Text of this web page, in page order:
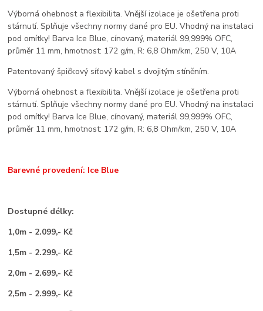
Výborná ohebnost a flexibilita. Vnější izolace je ošetřena proti
stárnutí. Splňuje všechny normy dané pro EU. Vhodný na instalaci
pod omítky! Barva Ice Blue, cínovaný, materiál 99,999% OFC,
průměr 11 mm, hmotnost: 172 g/m, R: 6,8 Ohm/km, 250 V, 10A
Patentovaný špičkový síťový kabel s dvojitým stíněním.
Výborná ohebnost a flexibilita. Vnější izolace je ošetřena proti
stárnutí. Splňuje všechny normy dané pro EU. Vhodný na instalaci
pod omítky! Barva Ice Blue, cínovaný, materiál 99,999% OFC,
průměr 11 mm, hmotnost: 172 g/m, R: 6,8 Ohm/km, 250 V, 10A
Barevné provedení: Ice Blue
Dostupné délky:
1,0m - 2.099,- Kč
1,5m - 2.299,- Kč
2,0m - 2.699,- Kč
2,5m - 2.999,- Kč